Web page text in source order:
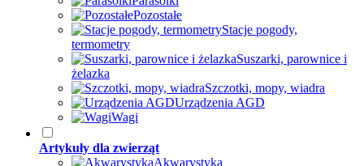
Pozostałe
Stacje pogody,
termometry
Suszarki, parownice i
żelazka
Szczotki, mopy, wiadra
Urządzenia AGD
Wagi
Artykuły dla zwierząt
Akwarystyka